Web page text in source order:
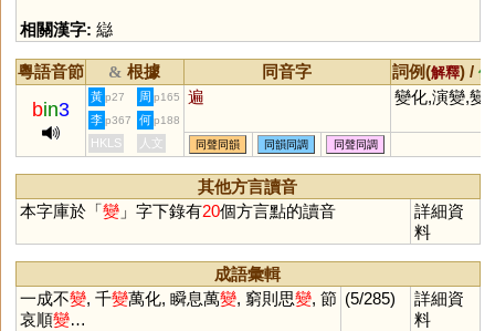
相關漢字: 䜌
粵語音節 & 根據 同音字 詞例(解釋) /
bin3
黃 p27 周 p165 遍 變化,演變,變
李 p367 何 p188
HKLS 人文 同聲同韻 同韻同調 同聲同調
其他方言讀音
本字庫於「變」字下錄有20個方言點的讀音
詳細資
料
成語彙輯
一成不變, 千變萬化, 瞬息萬變, 窮則思變, 節
哀順變…
(5/285)
詳細資
料